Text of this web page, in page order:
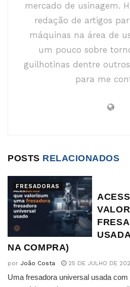
mercado de usinagem.
redação de artigos
máquinas na área de
um pouco sobre
guilhotinas dentre
para me
POSTS RELACIONADOS
FRESADORAS
NA COMPRA)
por João Costa 25 DE JULHO DE
Uma fresadora universal usada